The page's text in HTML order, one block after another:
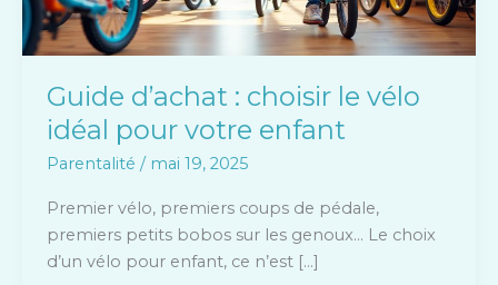
Guide d’achat : choisir le vélo
idéal pour votre enfant
Parentalité / mai 19, 2025
Premier vélo, premiers coups de pédale,
premiers petits bobos sur les genoux… Le choix
d’un vélo pour enfant, ce n’est […]
votre
enfant